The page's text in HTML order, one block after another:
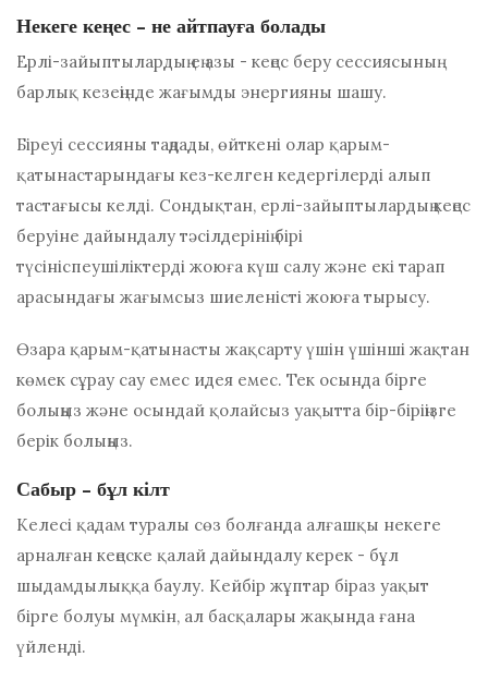
Некеге кеңес - не айтпауға болады
Ерлі-зайыптылардың ең азы - кеңес беру сессиясының
барлық кезеңінде жағымды энергияны шашу.
Біреуі сессияны таңдады, өйткені олар қарым-
қатынастарындағы кез-келген кедергілерді алып
тастағысы келді. Сондықтан, ерлі-зайыптылардың кеңес
беруіне дайындалу тәсілдерінің бірі
түсініспеушіліктерді жоюға күш салу және екі тарап
арасындағы жағымсыз шиеленісті жоюға тырысу.
Өзара қарым-қатынасты жақсарту үшін үшінші жақтан
көмек сұрау сау емес идея емес. Тек осында бірге
болыңыз және осындай қолайсыз уақытта бір-біріңізге
берік болыңыз.
Сабыр - бұл кілт
Келесі қадам туралы сөз болғанда алғашқы некеге
арналған кеңеске қалай дайындалу керек - бұл
шыдамдылыққа баулу. Кейбір жұптар біраз уақыт
бірге болуы мүмкін, ал басқалары жақында ғана
үйленді.